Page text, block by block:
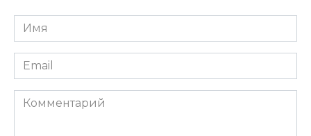
Имя
*
Email
*
Комментарий